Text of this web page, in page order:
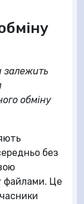
залежить
обміну
без
файлами. Це